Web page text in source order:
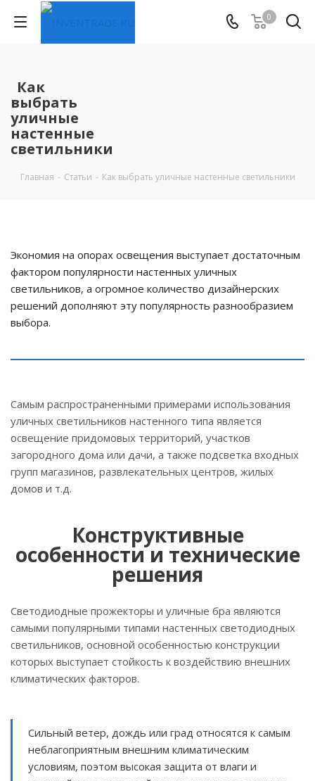
0
Как
выбрать
уличные
настенные
светильники
Главная - Статьи - Как выбрать уличные настенные светильники
Экономия на опорах освещения выступает достаточным
фактором популярности настенных уличных
светильников, а огромное количество дизайнерских
решений дополняют эту популярность разнообразием
выбора.
Самым распространенными примерами использования
уличных светильников настенного типа является
освещение придомовых территорий, участков
загородного дома или дачи, а также подсветка входных
групп магазинов, развлекательных центров, жилых
домов и т.д.
Конструктивные
особенности и технические
решения
Светодиодные прожекторы и уличные бра являются
самыми популярными типами настенных светодиодных
светильников, основной особенностью конструкции
которых выступает стойкость к воздействию внешних
климатических факторов.
Сильный ветер, дождь или град относятся к самым
неблагоприятным внешним климатическим
условиям, поэтом высокая защита от влаги и